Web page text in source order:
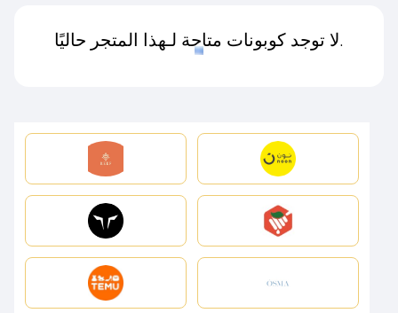
لا توجد كوبونات متاحة لـهذا المتجر حاليًا.